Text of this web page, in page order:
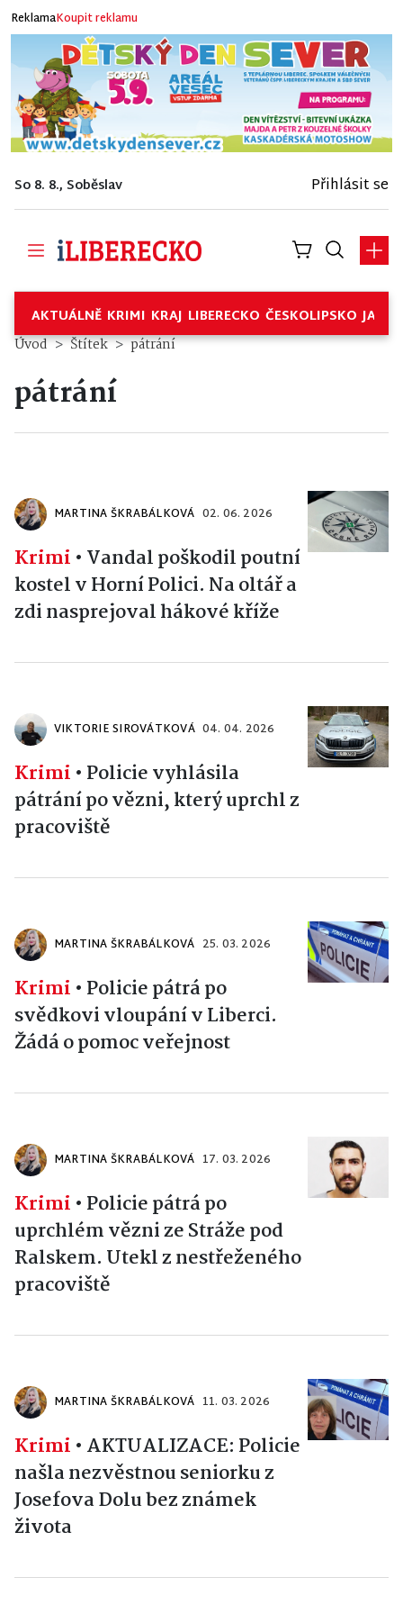
ReklamaKoupit reklamu
So 8. 8., Soběslav Přihlásit se
AKTUÁLNĚ KRIMI KRAJ LIBERECKO ČESKOLIPSKO
Úvod Štítek pátrání
pátrání
MARTINA ŠKRABÁLKOVÁ 02. 06. 2026
Krimi • Vandal poškodil poutní
kostel v Horní Polici. Na oltář a
zdi nasprejoval hákové kříže
VIKTORIE SIROVÁTKOVÁ 04. 04. 2026
Krimi • Policie vyhlásila
pátrání po vězni, který uprchl z
pracoviště
MARTINA ŠKRABÁLKOVÁ 25. 03. 2026
Krimi • Policie pátrá po
svědkovi vloupání v Liberci.
Žádá o pomoc veřejnost
MARTINA ŠKRABÁLKOVÁ 17. 03. 2026
Krimi • Policie pátrá po
uprchlém vězni ze Stráže pod
Ralskem. Utekl z nestřeženého
pracoviště
MARTINA ŠKRABÁLKOVÁ 11. 03. 2026
Krimi • AKTUALIZACE: Policie
našla nezvěstnou seniorku z
Josefova Dolu bez známek
života